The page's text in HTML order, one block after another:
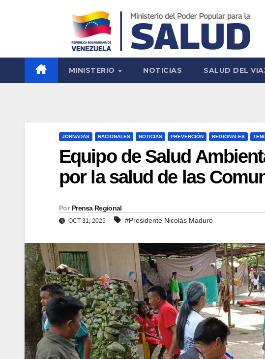
MINISTERIO NOTICIAS SALUD DEL
JORNADAS NACIONALES NOTICIAS PREVENCIÓN REGIONALES
Equipo de Salud
por la salud de las
Por Prensa Regional
OCT 31, 2025 #Presidente Nicolás Maduro